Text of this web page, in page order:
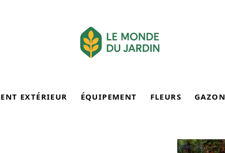
EXTÉRIEUR ÉQUIPEMENT FLEURS GAZON